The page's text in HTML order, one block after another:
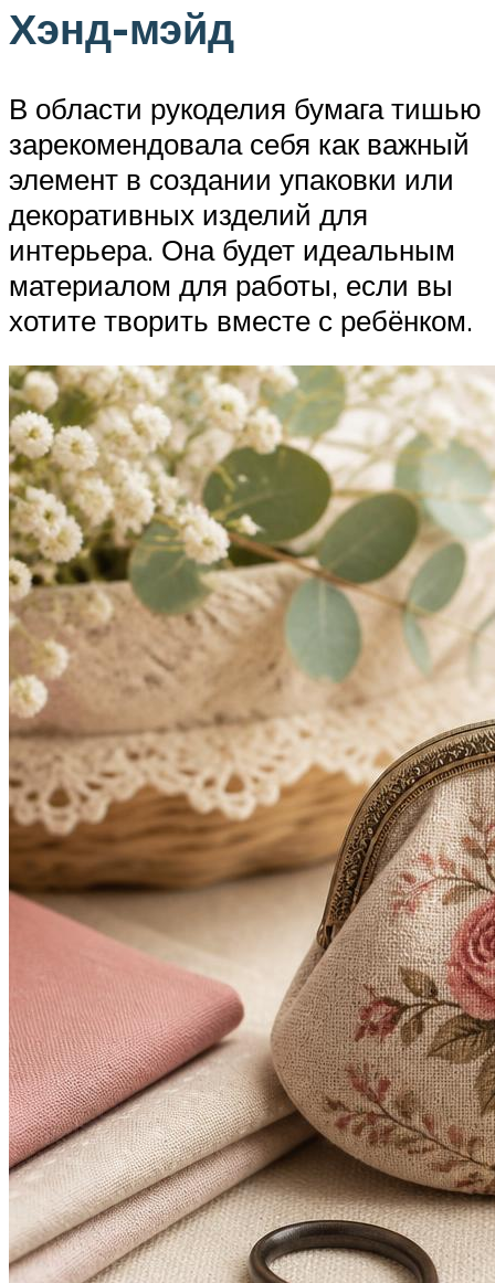
Хэнд-мэйд
В области рукоделия бумага тишью
зарекомендовала себя как важный
элемент в создании упаковки или
декоративных изделий для
интерьера. Она будет идеальным
материалом для работы, если вы
хотите творить вместе с ребёнком.